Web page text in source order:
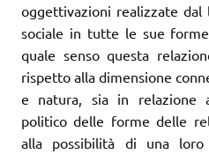
oggettivazioni realizzate dal
sociale in tutte le sue
quale senso questa
rispetto alla dimensione
e natura, sia in relazione
politico delle forme delle
alla possibilità di una loro